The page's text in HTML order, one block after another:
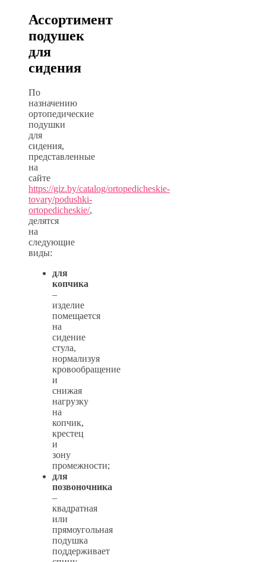
Ассортимент
подушек
для
сидения
По
назначению
ортопедические
подушки
для
сидения,
представленные
на
сайте
https://giz.by/catalog/ortopedicheskie-
tovary/podushki-
ortopedicheskie/,
делятся
на
следующие
виды:
для
копчика
–
изделие
помещается
на
сидение
стула,
нормализуя
кровообращение
и
снижая
нагрузку
на
копчик,
крестец
и
зону
промежности;
для
позвоночника
–
квадратная
или
прямоугольная
подушка
поддерживает